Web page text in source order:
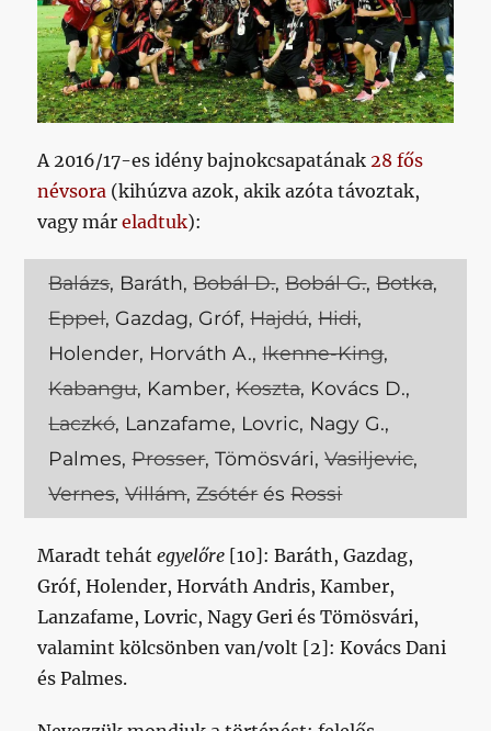
A 2016/17-es idény bajnokcsapatának 28 fős
névsora (kihúzva azok, akik azóta távoztak,
vagy máreladtuk):
Balázs, Baráth,Bobál D.,Bobál G.,Botka,
Eppel, Gazdag, Gróf,Hajdú,Hidi,
Holender, Horváth A.,Ikenne-King,
Kabangu, Kamber,Koszta, Kovács D.,
Laczkó, Lanzafame, Lovric, Nagy G.,
Palmes,Prosser, Tömösvári,Vasiljevic,
Vernes,Villám,ZsótérésRossi
Maradt tehátegyelőre [10]: Baráth, Gazdag,
Gróf, Holender, Horváth Andris, Kamber,
Lanzafame, Lovric, Nagy Geri és Tömösvári,
valamint kölcsönben van/volt [2]: Kovács Dani
és Palmes.